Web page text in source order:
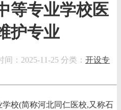
等专业学校医
护专业
间：2025-11-25 分类： 开设专
校(简称河北同仁医校,又称石